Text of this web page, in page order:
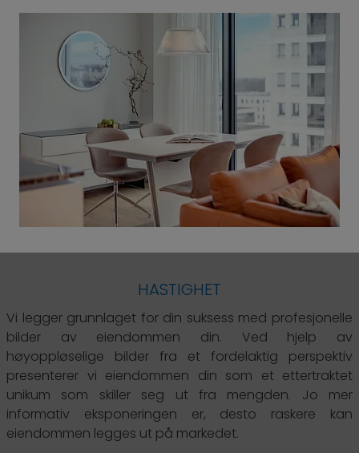
HASTIGHET
Vi legger grunnlaget for din suksess med profesjonelle
bilder av eiendommen din. Ved hjelp av
høyoppløselige bilder fra et fordelaktig perspektiv
presenterer vi eiendommen din som et ettertraktet
unikum som skiller seg ut fra mengden. Jo mer
informativ eksponeringen er, desto raskere kan
eiendommen legges ut på markedet.